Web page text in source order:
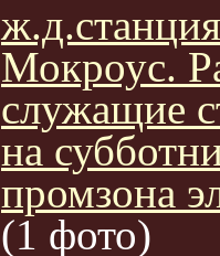
ж.д.станция
Мокроус.
служащие
на
промзона
(1 фото)